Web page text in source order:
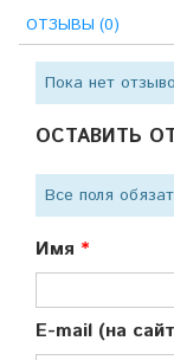
ОТЗЫВЫ (0)
Пока нет
ОСТАВИТЬ
Все поля
Имя
E-mail (на